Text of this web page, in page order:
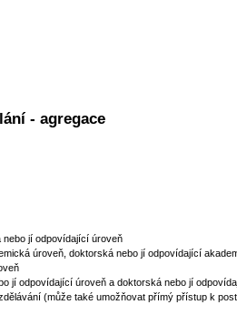
- agregace
jí odpovídající úroveň
úroveň, doktorská nebo jí odpovídající
jí odpovídající úroveň a doktorská nebo jí
(může také umožňovat přímý přístup k